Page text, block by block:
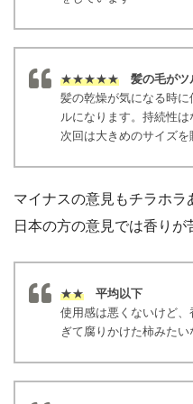
★★★★★
髪の毛がツ
髪の乾燥が気になる時
ルになります。持続性は
次回は大きめのサイズを
マイナスの意見もチラホラ
日本の方の意見では香りが
★★ 平均以下
使用感は悪くないけど
ぎて腐りかけた柿みたい